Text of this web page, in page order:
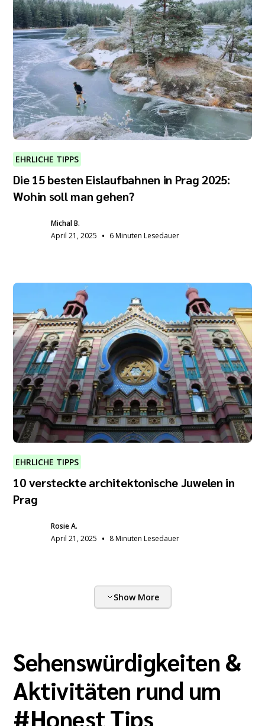
EHRLICHE TIPPS
Die 15 besten Eislaufbahnen in Prag 2025:
Wohin soll man gehen?
Michal B.
April 21, 2025 • 6 Minuten Lesedauer
EHRLICHE TIPPS
10 versteckte architektonische Juwelen in
Prag
Rosie A.
April 21, 2025 • 8 Minuten Lesedauer
Show More
Sehenswürdigkeiten &
Aktivitäten rund um
#Honest Tips